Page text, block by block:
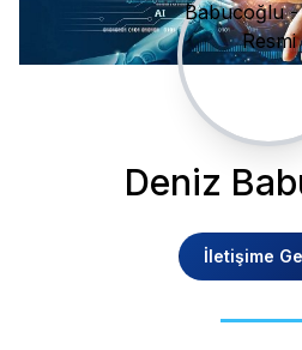
Deniz
İletişime